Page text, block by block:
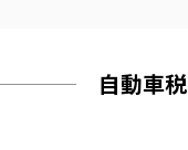
自動車税